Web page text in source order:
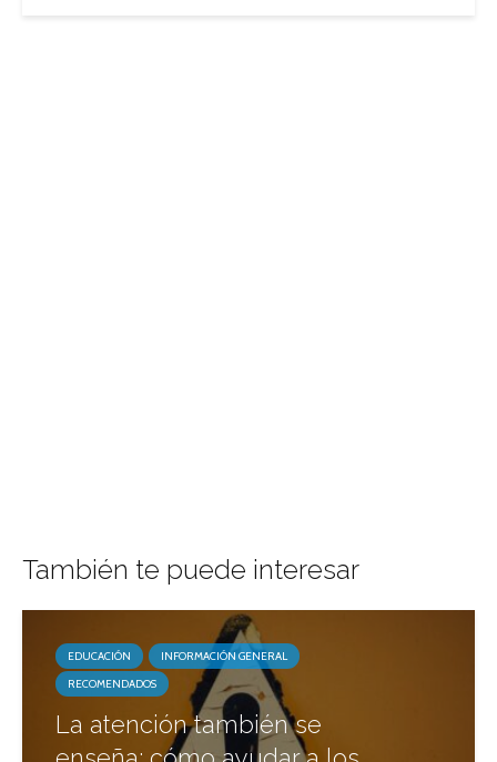
También te puede interesar
EDUCACIÓN
INFORMACIÓN GENERAL
RECOMENDADOS
La atención también se